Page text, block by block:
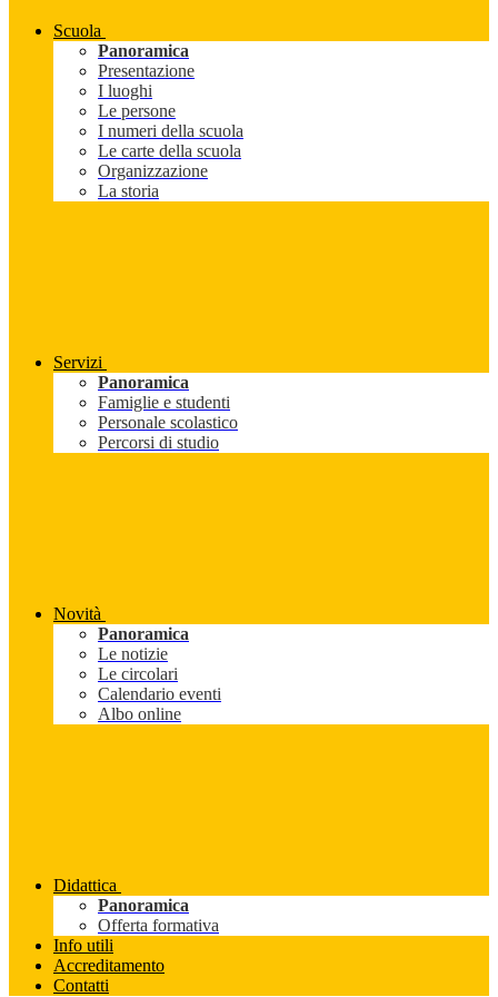
Scuola
Panoramica
Presentazione
I luoghi
Le persone
I numeri della scuola
Le carte della scuola
Organizzazione
La storia
Servizi
Panoramica
Famiglie e studenti
Personale scolastico
Percorsi di studio
Novità
Panoramica
Le notizie
Le circolari
Calendario eventi
Albo online
Didattica
Panoramica
Offerta formativa
Info utili
Accreditamento
Contatti